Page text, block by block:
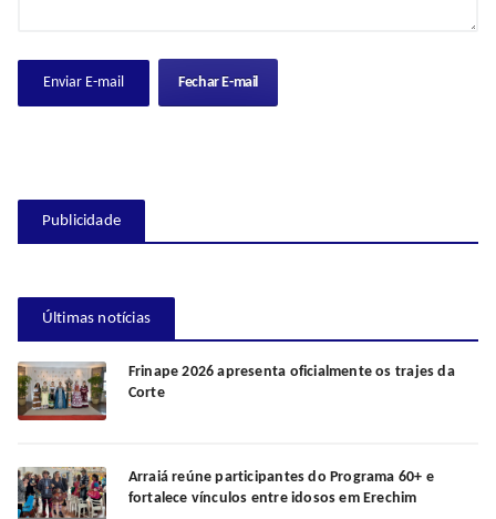
Fechar E-mail
Publicidade
Últimas notícias
Frinape 2026 apresenta oficialmente os trajes da
Corte
Arraiá reúne participantes do Programa 60+ e
fortalece vínculos entre idosos em Erechim